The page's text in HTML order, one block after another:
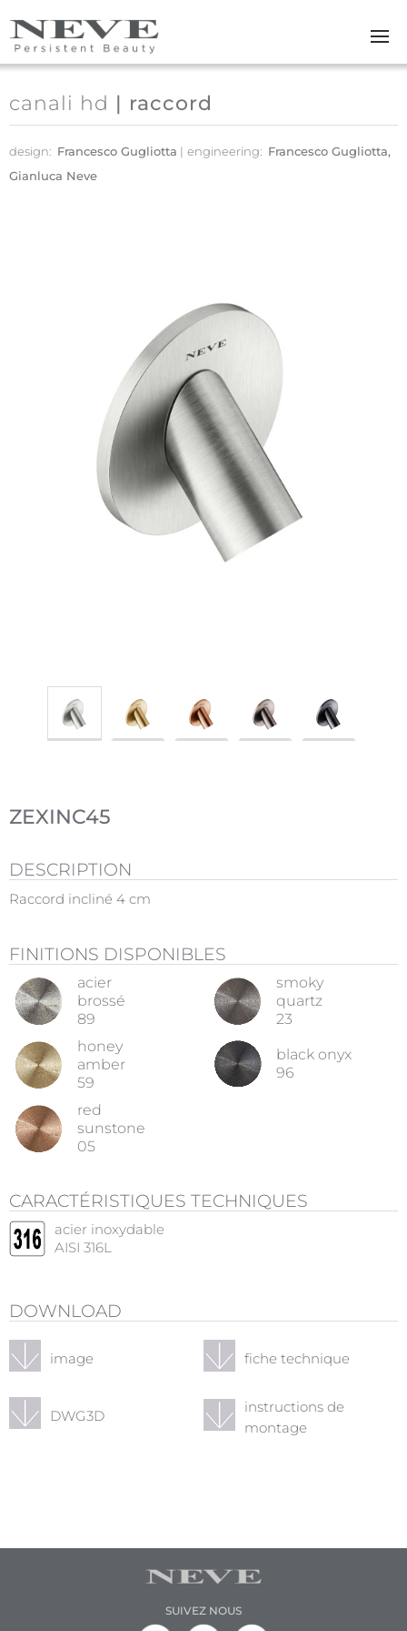
Skip to main content
canali hd | raccord
design: Francesco Gugliotta engineering: Francesco Gugliotta,
Gianluca Neve
ZEXINC45
DESCRIPTION
Raccord incliné 4 cm
FINITIONS DISPONIBLES
acier
brossé
89
smoky
quartz
23
honey
amber
59
black onyx
96
red
sunstone
05
CARACTÉRISTIQUES TECHNIQUES
acier inoxydable
AISI 316L
DOWNLOAD
image fiche technique
DWG3D
instructions de
montage
SUIVEZ NOUS